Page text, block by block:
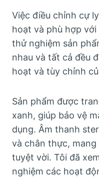
Việc điều chỉnh cự
hoạt và phù hợp
thử nghiệm sản
nhau và tất cả đều
hoạt và tùy chỉnh
Sản phẩm được
xanh, giúp bảo vệ
dụng. Âm thanh
và chân thực,
tuyệt vời. Tôi đã
nghiệm các hoạt